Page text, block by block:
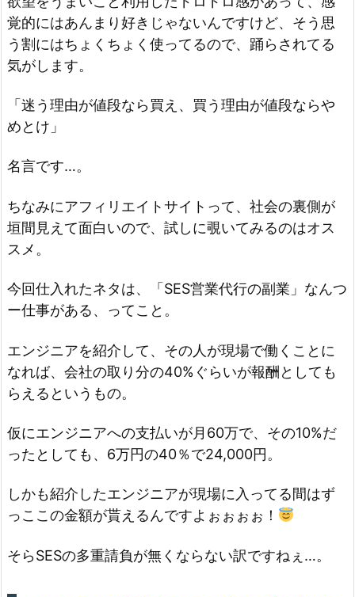
覚的にはあんまり好きじゃないんですけど、そう思
う割にはちょくちょく使ってるので、踊らされてる
気がします。
「迷う理由が値段なら買え、買う理由が値段ならや
めとけ」
名言です…。
ちなみにアフィリエイトサイトって、社会の裏側が
垣間見えて面白いので、試しに覗いてみるのはオス
スメ。
今回仕入れたネタは、「SES営業代行の副業」なんつ
ー仕事がある、ってこと。
エンジニアを紹介して、その人が現場で働くことに
なれば、会社の取り分の40%ぐらいが報酬としても
らえるというもの。
仮にエンジニアへの支払いが月60万で、その10%だ
ったとしても、6万円の40％で24,000円。
しかも紹介したエンジニアが現場に入ってる間はず
っここの金額が貰えるんですよぉぉぉぉ！
そらSESの多重請負が無くならない訳ですねぇ…。